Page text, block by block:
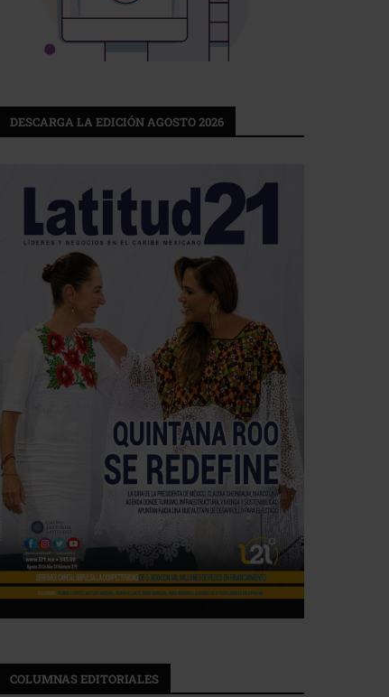
DESCARGA LA EDICIÓN AGOSTO 2026
COLUMNAS EDITORIALES